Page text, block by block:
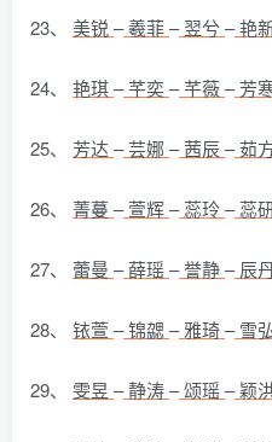
23、 美锐 –羲菲–翌兮–艳
24、 艳琪–芊奕–芊薇–芳
25、 芳达 –芸娜–茜辰–茹
26、 菁蔓 –萱辉–蕊玲–蕊
27、 蕾曼 –薛瑶–誉静–辰
28、 铱萱 –锦勰 –雅琦–雪
29、 雯昱 –静涛–颂瑶–颖